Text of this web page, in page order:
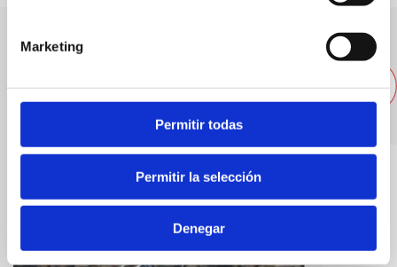
Marketing
Permitir todas
Permitir la selección
Denegar
Andere Unternehmen in der
Nähe